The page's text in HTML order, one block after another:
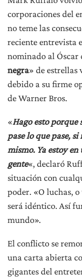
corporaciones del
no teme las
reciente entrevista
nominado al Óscar
negra» de estrellas
debido a su firme
de Warner Bros.
«Hago esto porque
pase lo que pase,
mismo. Ya estoy
gente«, declaró
situación con
poder. «O luchas,
será idéntico. Así
mundo».
El conflicto se
una carta abierta
gigantes del